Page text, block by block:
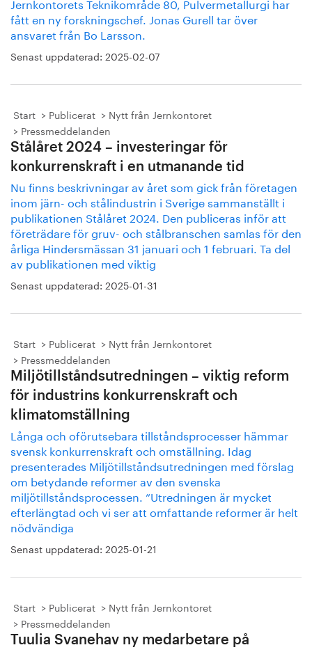
fått en ny forskningschef. Jonas Gurell tar över
ansvaret från Bo Larsson.
Senast uppdaterad: 2025-02-07
Start Publicerat
Nytt från Jernkontoret
Pressmeddelanden
Stålåret 2024 – investeringar för
konkurrenskraft i en utmanande tid
Nu finns beskrivningar av året som gick från företagen
inom järn- och stålindustrin i Sverige sammanställt i
publikationen Stålåret 2024. Den publiceras inför att
företrädare för gruv- och stålbranschen samlas för den
årliga Hindersmässan 31 januari och 1 februari. Ta del
av publikationen med viktig
Senast uppdaterad: 2025-01-31
Start Publicerat
Nytt från Jernkontoret
Pressmeddelanden
Miljötillståndsutredningen – viktig reform
för industrins konkurrenskraft och
klimatomställning
Långa och oförutsebara tillståndsprocesser hämmar
svensk konkurrenskraft och omställning. Idag
presenterades Miljötillståndsutredningen med förslag
om betydande reformer av den svenska
miljötillståndsprocessen. ”Utredningen är mycket
efterlängtad och vi ser att omfattande reformer är helt
nödvändiga
Senast uppdaterad: 2025-01-21
Start Publicerat
Nytt från Jernkontoret
Pressmeddelanden
Tuulia Svanehav ny medarbetare på